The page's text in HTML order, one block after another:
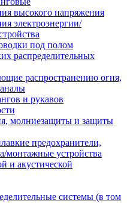
высокого напряжения
электроэнергии/
под полом
распределительных
распространению огня,
и рукавов
молниезащиты и защиты
предохранители,
монтажные устройства
и акустической
системы (в том